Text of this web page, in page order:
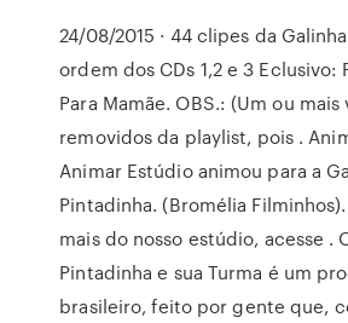
24/08/2015 · 44 clipes da
ordem dos CDs 1,2 e 3 Eclusivo:
Para Mamãe. OBS.: (Um ou
removidos da playlist, pois .
Animar Estúdio animou para a
Pintadinha. (Bromélia
mais do nosso estúdio, acesse .
Pintadinha e sua Turma é um
brasileiro, feito por gente que,